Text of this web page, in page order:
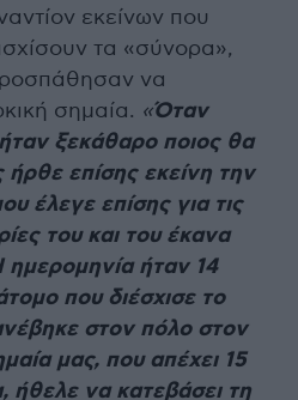
εκείνων που
τα «σύνορα»,
να
σημαία. «Όταν
ξεκάθαρο ποιος θα
επίσης εκείνη την
έλεγε επίσης για τις
του και του έκανα
ημερομηνία ήταν 14
που διέσχισε το
στον πόλο στον
μας, που απέχει 15
ήθελε να κατεβάσει τη